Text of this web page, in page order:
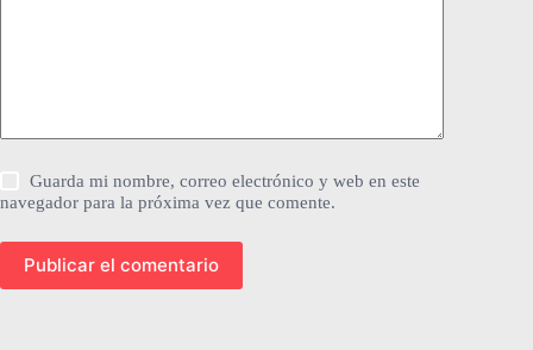
Guarda mi nombre, correo electrónico y web en este
navegador para la próxima vez que comente.
Publicar el comentario